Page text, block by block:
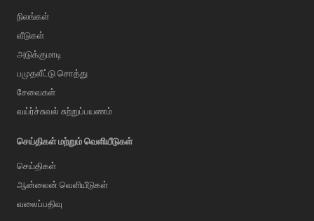
நிலங்கள்
வீடுகள்
அடுக்குமாடி
பமுதலீட்டு சொத்து
சேவைகள்
வய்ர்ச்சுவல் சுற்றுப்பயணம்
செய்திகள் மற்றும் வெளியீடுகள்
செய்திகள்
ஆன்லைன் வெளியீடுகள்
வலைப்பதிவு